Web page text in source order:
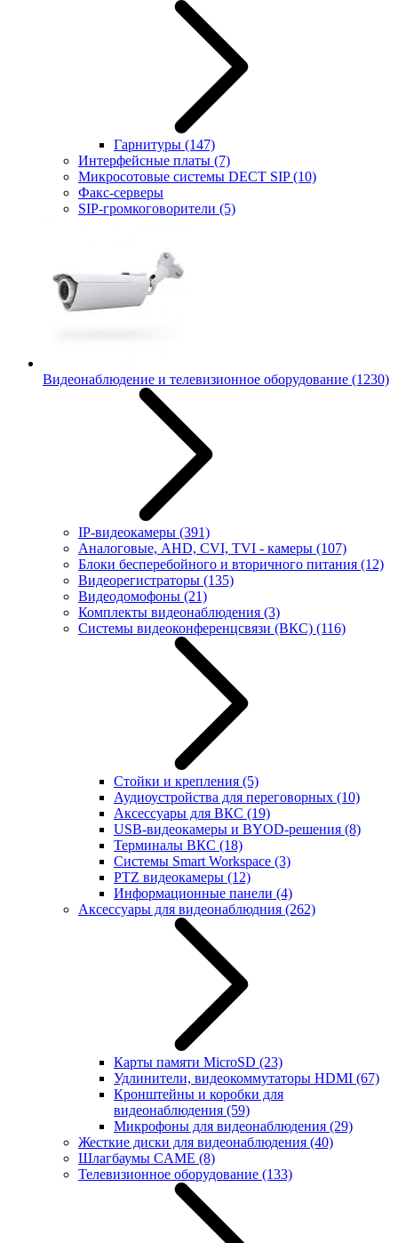
Гарнитуры (147)
Интерфейсные платы (7)
Микросотовые системы DECT SIP(10)
Факс-серверы
SIP-громкоговорители (5)
Видеонаблюдение и телевизионное оборудование (1230)
IP-видеокамеры (391)
Аналоговые, AHD, CVI, TVI - камеры (107)
Блоки бесперебойного и вторичного питания (12)
Видеорегистраторы (135)
Видеодомофоны (21)
Комплекты видеонаблюдения (3)
Системы видеоконференцсвязи (ВКС) (116)
Стойки и крепления (5)
Аудиоустройства для переговорных (10)
Аксессуары для ВКС (19)
USB-видеокамеры и BYOD-решения (8)
Терминалы ВКС (18)
Системы Smart Workspace (3)
PTZ видеокамеры (12)
Информационные панели (4)
Аксессуары для видеонаблюдния (262)
Карты памяти MicroSD (23)
Удлинители, видеокоммутаторы HDMI (67)
Кронштейны и коробки для
видеонаблюдения (59)
Микрофоны для видеонаблюдения (29)
Жесткие диски для видеонаблюдения (40)
Шлагбаумы CAME (8)
Телевизионное оборудование (133)